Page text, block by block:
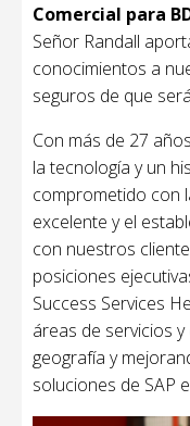
Comercial para
Señor Randall
conocimientos a
seguros de que
Con más de 27
la tecnología y un
comprometido con
excelente y el
con nuestros
posiciones
Success Services
áreas de servicios
geografía y
soluciones de SAP